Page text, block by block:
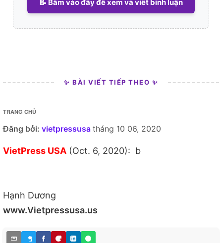
📝 Bấm vào đây để xem và viết bình luận
✨ BÀI VIẾT TIẾP THEO ✨
TRANG CHỦ
Đăng bởi: vietpressusa tháng 10 06, 2020
VietPress USA (Oct. 6, 2020): b
Hạnh Dương
www.Vietpressusa.us